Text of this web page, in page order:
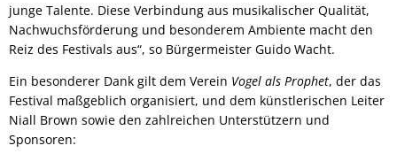
junge Talente. Diese Verbindung aus musikalischer Qualität,
Nachwuchsförderung und besonderem Ambiente macht den
Reiz des Festivals aus“, so Bürgermeister Guido Wacht.
Ein besonderer Dank gilt dem Verein Vogel als Prophet, der das
Festival maßgeblich organisiert, und dem künstlerischen Leiter
Niall Brown sowie den zahlreichen Unterstützern und
Sponsoren: